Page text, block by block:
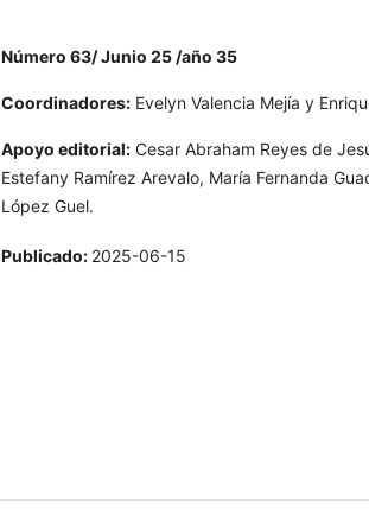
Número 63/ Junio 25 /año 35
Coordinadores: Evelyn Valencia Mejía y
Apoyo editorial: Cesar Abraham Reyes de
Estefany Ramírez Arevalo, María Fernanda
López Guel.
Publicado: 2025-06-15